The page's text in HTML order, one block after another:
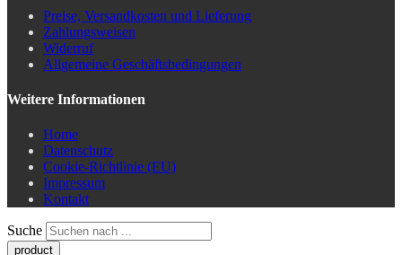
Preise, Versandkosten und Lieferung
Zahlungsweisen
Widerruf
Allgemeine Geschäftsbedingungen
Weitere Informationen
Home
Datenschutz
Cookie-Richtlinie (EU)
Impressum
Kontakt
Suche